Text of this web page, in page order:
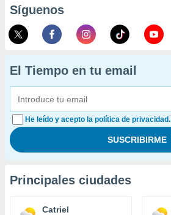
Síguenos
El Tiempo en tu email
He leído y acepto la política de privacidad.
Principales ciudades
Catriel